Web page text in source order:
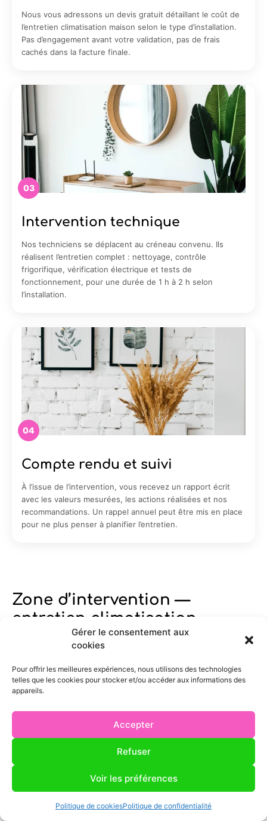
Gérer le consentement aux
cookies
Pour offrir les meilleures expériences, nous utilisons des technologies
telles que les cookies pour stocker et/ou accéder aux informations des
appareils.
Accepter
Refuser
Voir les préférences
Politique de cookiesPolitique de confidentialité
Nous vous adressons un devis gratuit détaillant le coût de
l’entretien climatisation maison selon le type d’installation.
Pas d’engagement avant votre validation, pas de frais
cachés dans la facture finale.
03
Intervention technique
Nos techniciens se déplacent au créneau convenu. Ils
réalisent l’entretien complet : nettoyage, contrôle
frigorifique, vérification électrique et tests de
fonctionnement, pour une durée de 1 h à 2 h selon
l’installation.
04
Compte rendu et suivi
À l’issue de l’intervention, vous recevez un rapport écrit
avec les valeurs mesurées, les actions réalisées et nos
recommandations. Un rappel annuel peut être mis en place
pour ne plus penser à planifier l’entretien.
Zone d’intervention —
entretien climatisation
maison Tirepied-sur-Sée
et intervient pour l’entretien climatisation maison
dans un rayon de 50 km. Nous sommes disponibles
du lundi au vendredi et pouvons adapter les créneaux
selon les contraintes de nos clients à Avranches,
Villedieu-les-Poêles ou Jullouville. Contactez-nous au
06 18 24 36 99.